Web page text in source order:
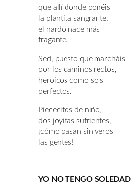
que allí donde ponéis
la plantita sangrante,
el nardo nace más
fragante.
Sed, puesto que marcháis
por los caminos rectos,
heroicos como sois
perfectos.
Piececitos de niño,
dos joyitas sufrientes,
¡cómo pasan sin veros
las gentes!
YO NO TENGO SOLEDAD